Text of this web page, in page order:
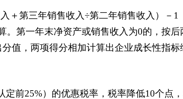
＋第三年销售收入÷第二年销售收入）－1
第一年末净资产或销售收入为0的，按
值，两项得分相加计算出企业成长性指标
前25%）的优惠税率，税率降低10个点，